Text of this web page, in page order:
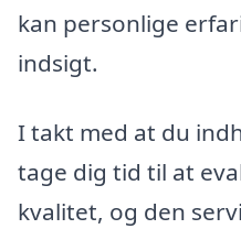
kan personlige
indsigt.
I takt med at du
tage dig tid til at
kvalitet, og den